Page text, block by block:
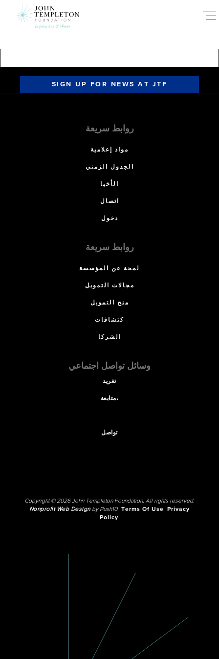
SIGN UP FOR NEWS AT JTF
روابط سريعة
مواد إعلامية
الجدول الزمني
الأخبا
اتصال
دخول
روابط سريعة
لمحة عن المؤسسة
مجالات التمويل
منح التمويل
كتشافات
الشركا
وسائل تواصل اجتماعي
تغريد
متابعة،
تواصل
Copyright © 2026 John Templeton Foundation. All rights reserved.
Nonprofit Web Designby Push10. Terms Of Use
Privacy
Policy